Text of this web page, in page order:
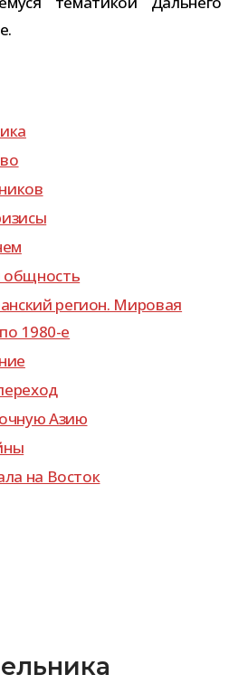
общ­ность
регион. Мировая
1980-е
Азию
на Восток